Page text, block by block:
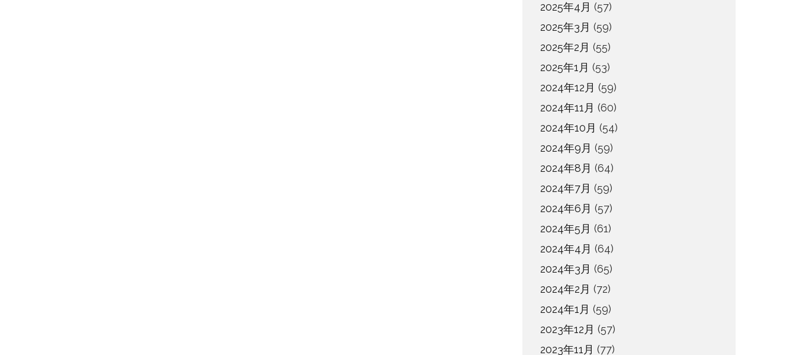
2025年4月 (57)
2025年3月 (59)
2025年2月 (55)
2025年1月 (53)
2024年12月 (59)
2024年11月 (60)
2024年10月 (54)
2024年9月 (59)
2024年8月 (64)
2024年7月 (59)
2024年6月 (57)
2024年5月 (61)
2024年4月 (64)
2024年3月 (65)
2024年2月 (72)
2024年1月 (59)
2023年12月 (57)
2023年11月 (77)